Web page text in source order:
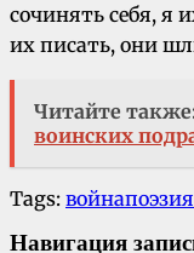
сочинять себя, я
их писать, они
Читайте
воинских
Tags: войнапоэзия
Навигация